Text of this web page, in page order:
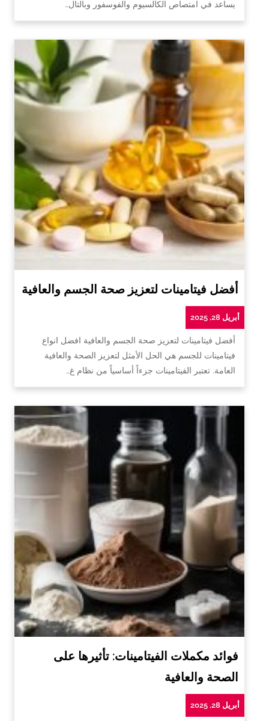
يساعد في امتصاص الكالسيوم والفوسفور وبالتال…
أفضل فيتامينات لتعزيز صحة الجسم والعافية
أبريل 28, 2025
أفضل فيتامينات لتعزيز صحة الجسم والعافية افضل انواع
فيتامينات للجسم هي الحل الأمثل لتعزيز الصحة والعافية
العامة. تعتبر الفيتامينات جزءاً أساسياً من نظام غ…
فوائد مكملات الفيتامينات: تأثيرها على
الصحة والعافية
أبريل 28, 2025